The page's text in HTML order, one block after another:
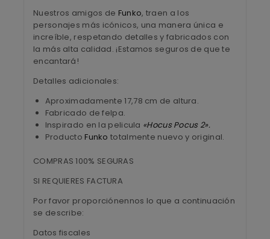
Nuestros amigos de Funko, traen a los
personajes más icónicos, una manera única e
increíble, respetando detalles y fabricados con
la más alta calidad. ¡Estamos seguros de que te
encantará!
Detalles adicionales:
Aproximadamente 17,78 cm de altura.
Fabricado de felpa.
Inspirado en la pelicula «Hocus Pocus 2».
Producto Funko totalmente nuevo y original.
COMPRAS 100% SEGURAS
SI REQUIERES FACTURA
Por favor proporciónennos lo que a continuación
se describe:
Datos fiscales